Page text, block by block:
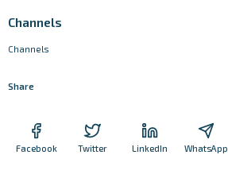
Channels
Channels
Share
Facebook Twitter LinkedIn WhatsApp